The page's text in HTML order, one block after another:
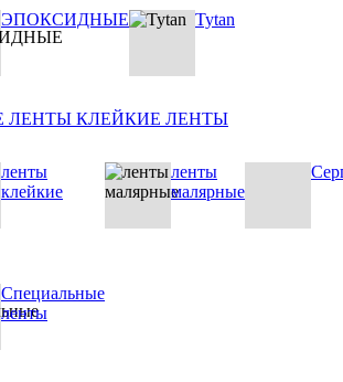
ЭПОКСИДНЫЕ Tytan
КЛЕЙКИЕ ЛЕНТЫ
ленты
клейкие
ленты
малярные
Специальные
ленты